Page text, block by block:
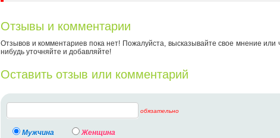
Отзывы и комментарии
Отзывов и комментариев пока нет! Пожалуйста, высказывайте свое мнение или
нибудь уточняйте и добавляйте!
Оставить отзыв или комментарий
обязательно
Мужчина Женщина